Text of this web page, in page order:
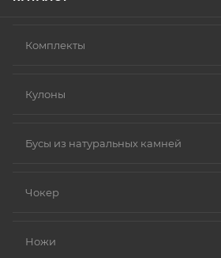
Комплекты
Кулоны
Бусы из натуральных камней
Чокер
Ножи